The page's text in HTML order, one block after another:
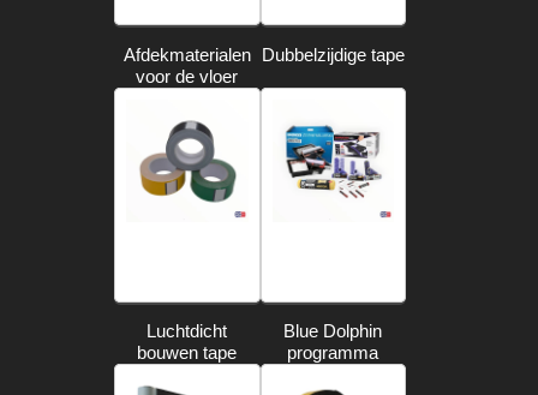
Afdekmaterialen
voor de vloer
Dubbelzijdige tape
Luchtdicht
bouwen tape
Blue Dolphin
programma